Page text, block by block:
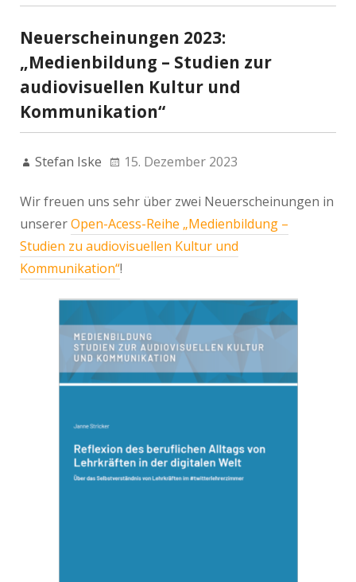
Neuerscheinungen 2023:
„Medienbildung – Studien zur
audiovisuellen Kultur und
Kommunikation“
Stefan Iske 15. Dezember 2023
Wir freuen uns sehr über zwei Neuerscheinungen in
unsererOpen-Acess-Reihe „Medienbildung –
Studien zu audiovisuellen Kultur und
Kommunikation“!